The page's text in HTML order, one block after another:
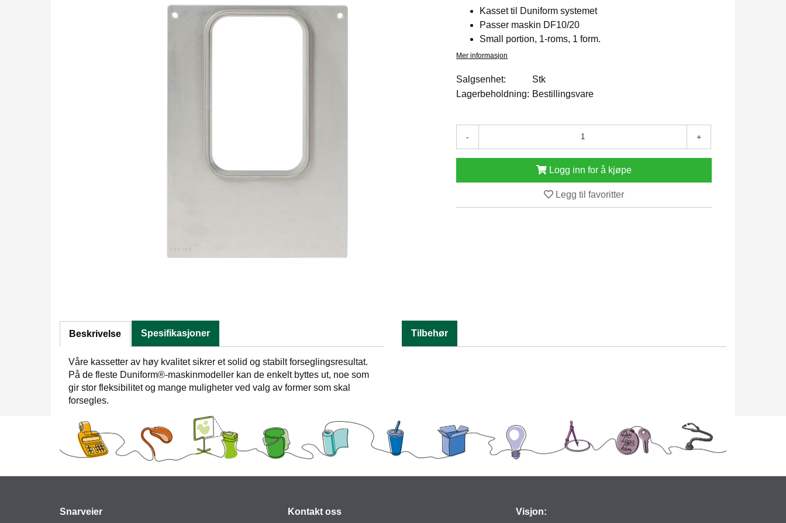
Kasset til Duniform systemet
Passer maskin DF10/20
Small portion, 1-roms, 1 form.
Mer informasjon
Salgsenhet:
Stk
Lagerbeholdning: Bestillingsvare
- +
Logg inn for å kjøpe
Legg til favoritter
Beskrivelse Spesifikasjoner
Våre kassetter av høy kvalitet sikrer et solid og stabilt forseglingsresultat.
På de fleste Duniform®-maskinmodeller kan de enkelt byttes ut, noe som
gir stor fleksibilitet og mange muligheter ved valg av former som skal
forsegles.
Tilbehør
Snarveier Kontakt oss Visjon: